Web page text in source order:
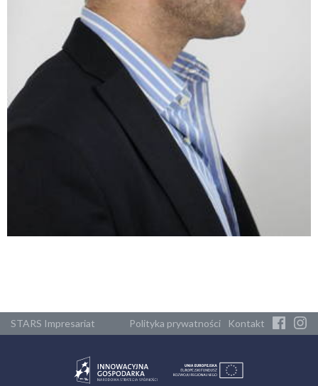
STARS Impresariat Polityka prywatności Kontakt